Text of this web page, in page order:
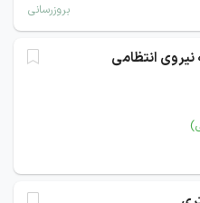
بروزرسانی
انتظامی